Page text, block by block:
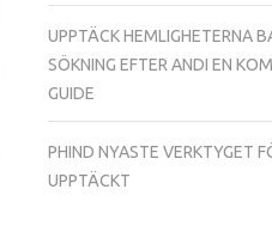
UPPTÄCK HEMLIGHETERNA
SÖKNING EFTER ANDI EN
GUIDE
PHIND NYASTE VERKTYGET
UPPTÄCKT